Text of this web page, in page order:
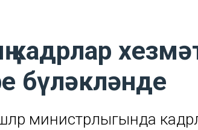
бүләкләнде
министрлыгында